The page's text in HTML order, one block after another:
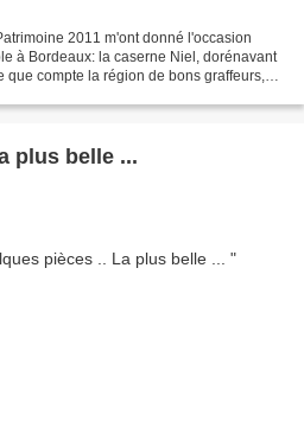
2011 m'ont donné l'occasion
à Bordeaux: la caserne Niel, dorénavant
que compte la région de bons graffeurs,
plus belle ...